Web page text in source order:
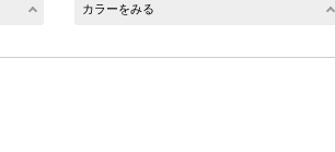
カラーをみる